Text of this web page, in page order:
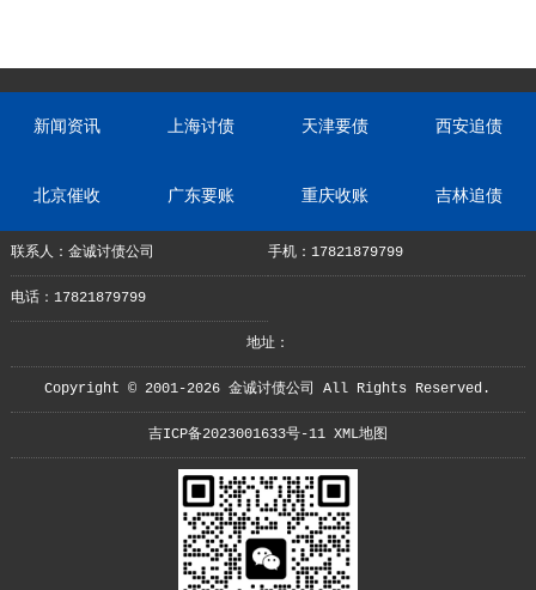
新闻资讯 上海讨债 天津要债 西安追债
北京催收 广东要账 重庆收账 吉林追债
联系人：金诚讨债公司 手机：17821879799
电话：17821879799
地址：
Copyright © 2001-2026 金诚讨债公司 All Rights Reserved.
吉ICP备2023001633号-11 XML地图